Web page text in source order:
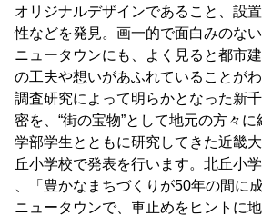
オリジナルデザインであること、設
性などを発見。画一的で面白みのな
ニュータウンにも、よく見ると都市
の工夫や想いがあふれていることがわ
調査研究によって明らかとなった新
密を、“街の宝物”として地元の方々
学部学生とともに研究してきた近畿
丘小学校で発表を行います。北丘小
、「豊かなまちづくりが50年の間に
ニュータウンで、車止めをヒントに